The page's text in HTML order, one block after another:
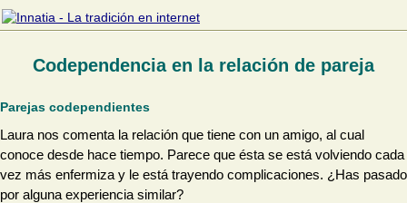
Codependencia en la relación de pareja
Parejas codependientes
Laura nos comenta la relación que tiene con un amigo, al cual
conoce desde hace tiempo. Parece que ésta se está volviendo cada
vez más enfermiza y le está trayendo complicaciones. ¿Has pasado
por alguna experiencia similar?